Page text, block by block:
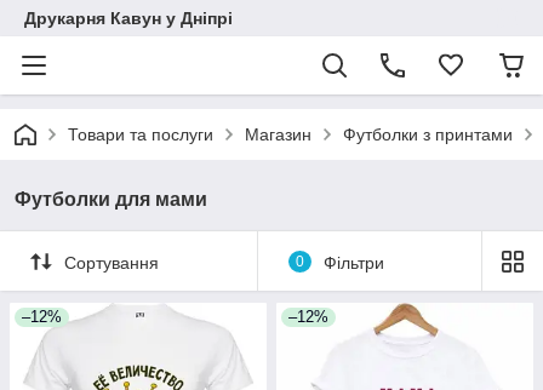
Друкарня Кавун у Дніпрі
Товари та послуги Магазин Футболки з принтами
Футболки для мами
Сортування 0 Фільтри
–12% –12%